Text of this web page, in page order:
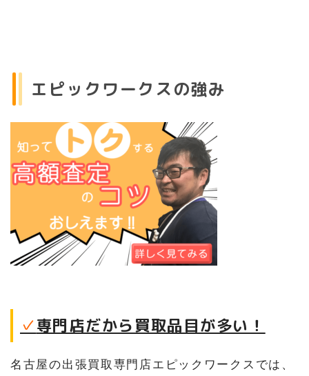
エピックワークスの強み
✓専門店だから買取品目が多い！
名古屋の出張買取専門店エピックワークスでは、